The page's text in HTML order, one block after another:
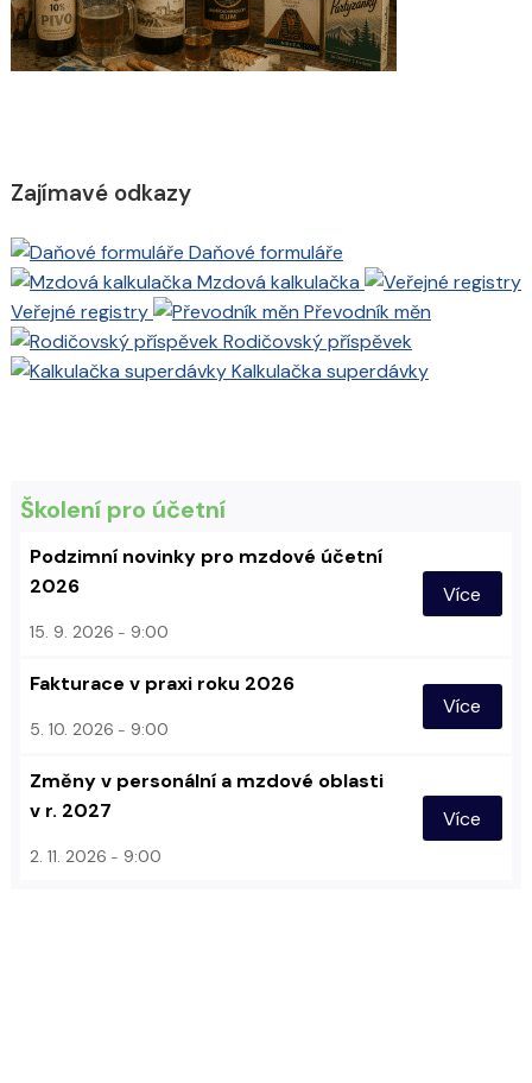
Zajímavé odkazy
Daňové formuláře
Mzdová kalkulačka
Veřejné registry
Převodník měn
Rodičovský příspěvek
Kalkulačka superdávky
Školení pro účetní
Podzimní novinky pro mzdové účetní
2026
15. 9. 2026 9:00
Více
Fakturace v praxi roku 2026
5. 10. 2026 9:00
Více
Změny v personální a mzdové oblasti
v r. 2027
2. 11. 2026 9:00
Více